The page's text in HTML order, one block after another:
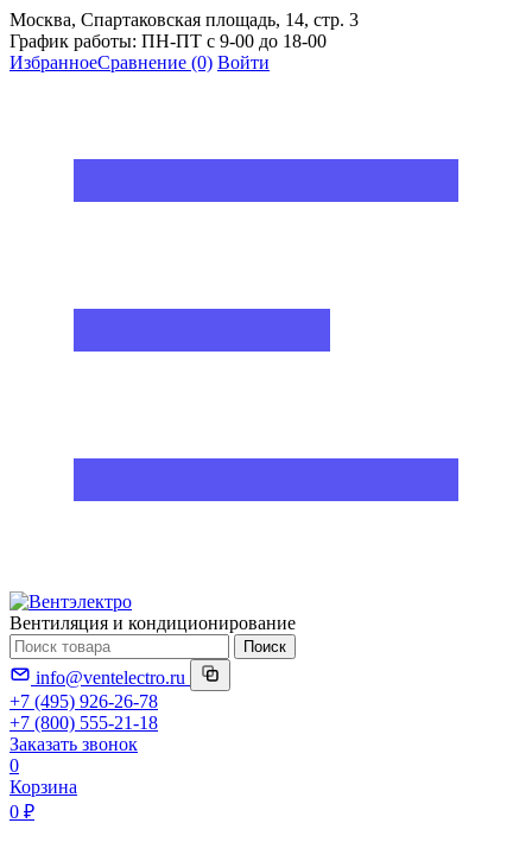
Москва, Спартаковская площадь, 14, стр. 3
График работы: ПН-ПТ с 9-00 до 18-00
ИзбранноеСравнение (0) Войти
Вентиляция и кондиционирование
Поиск
info@ventelectro.ru
+7 (495) 926-26-78
+7 (800) 555-21-18
Заказать звонок
0
Корзина
0 ₽